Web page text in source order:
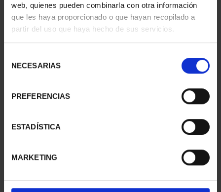
web, quienes pueden combinarla con otra información
que les haya proporcionado o que hayan recopilado a
partir del uso que haya hecho de sus servicios.
NECESARIAS
PREFERENCIAS
ESTADÍSTICA
MARKETING
SUSCRIPCIÓN
CAPITALES DE
949,00 €
registrados
SUSCRIPCIÓN
CAPITALES DE
949,00 €
registrados